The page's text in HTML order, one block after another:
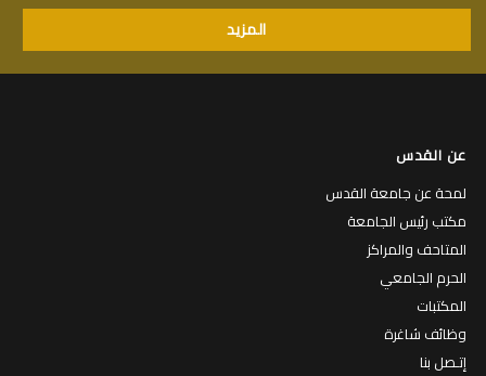
المزيد
عن القدس
لمحة عن جامعة القدس
مكتب رئيس الجامعة
المتاحف والمراكز
الحرم الجامعي
المكتبات
وظائف شاغرة
إتـصل بنا